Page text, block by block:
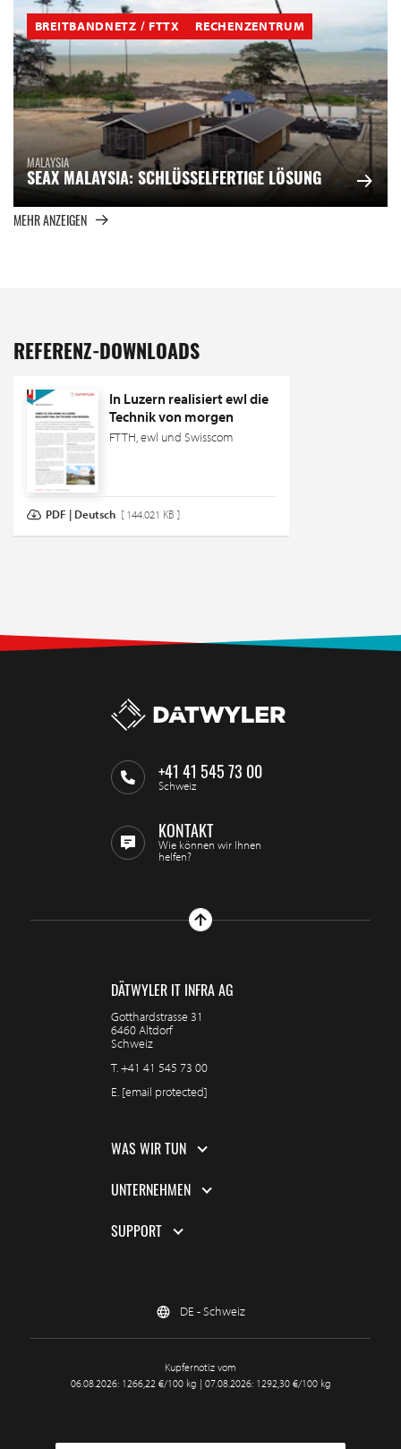
BREITBANDNETZ / FTTX RECHENZENTRUM
MALAYSIA
SEAX MALAYSIA: SCHLÜSSELFERTIGE LÖSUNG
MEHR ANZEIGEN
REFERENZ-DOWNLOADS
In Luzern realisiert ewl die
Technik von morgen
FTTH, ewl und Swisscom
PDF | Deutsch [ 144.021 KB ]
+41 41 545 73 00
Schweiz
KONTAKT
Wie können wir Ihnen
helfen?
DÄTWYLER IT INFRA AG
Gotthardstrasse 31
6460 Altdorf
Schweiz
T.+41 41 545 73 00
E. [email protected]
WAS WIR TUN
UNTERNEHMEN
SUPPORT
DE - Schweiz
Kupfernotiz vom
06.08.2026: 1266,22 €/100 kg | 07.08.2026: 1292,30 €/100 kg